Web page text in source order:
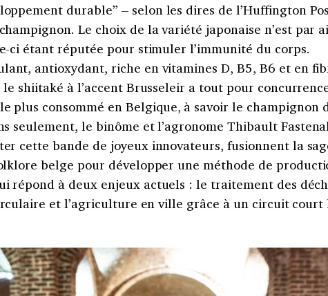
durable” – selon les dires de l’Huffington
Le choix de la variété japonaise n’est par
ci étant réputée pour stimuler l’immunité du corps.
antioxydant, riche en vitamines D, B5, B6 et en
shiitaké à l’accent Brusseleir a tout pour
plus consommé en Belgique, à savoir le champignon
seulement, le binôme et l’agronome Thibault
cette bande de joyeux innovateurs, fusionnent la
belge pour développer une méthode de
répond à deux enjeux actuels : le traitement des
et l’agriculture en ville grâce à un circuit court